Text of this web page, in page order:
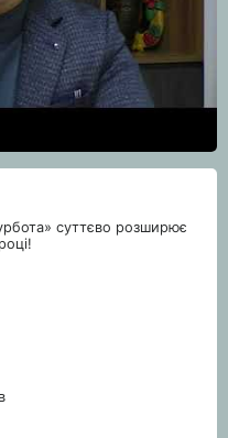
суттєво розширює